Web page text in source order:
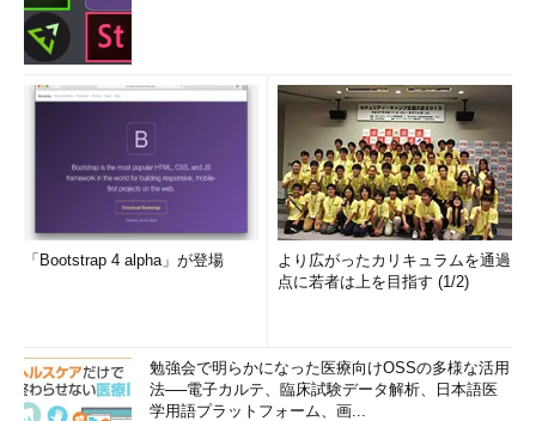
「Bootstrap 4 alpha」が登場
より広がったカリキュラムを通過
点に若者は上を目指す (1/2)
勉強会で明らかになった医療向けOSSの多様な活用
法──電子カルテ、臨床試験データ解析、日本語医
学用語プラットフォーム、画...